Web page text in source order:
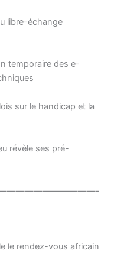
libre-échange
temporaire des e-
sur le handicap et la
révèle ses pré-
le rendez-vous africain